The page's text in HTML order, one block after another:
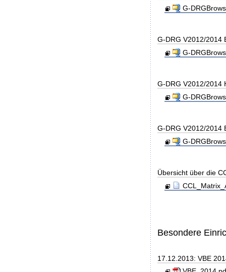
G-
G-DRG V2012/2014
G-
G-DRG V2012/2014
G-
G-DRG V2012/2014
G-
Übersicht über die
Besondere
17.12.2013: VBE